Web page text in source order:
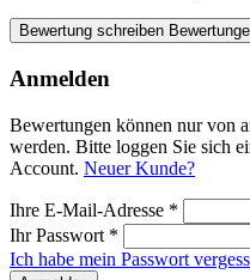
Bewertung schreiben
Anmelden
Bewertungen können nur von
werden. Bitte loggen Sie sich
Account. Neuer Kunde?
Ihre E-Mail-Adresse *
Ihr Passwort *
Ich habe mein Passwort